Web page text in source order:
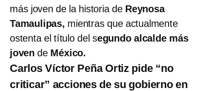
más joven de la historia de Reynosa
Tamaulipas, mientras que actualmente
ostenta el título del segundo alcalde más
joven de México.
Carlos Víctor Peña Ortiz pide “no
criticar” acciones de su gobierno en